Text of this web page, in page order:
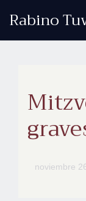
Rabino
noviembre